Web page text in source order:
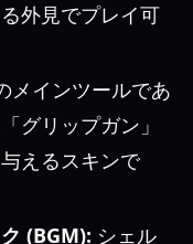
外見でプレイ可
メインツールであ
グリップガン」
えるスキンで
(BGM): シェル